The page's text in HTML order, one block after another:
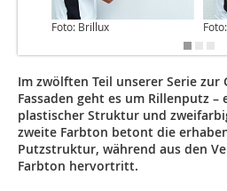
Foto: Brillux
Im zwölften Teil unserer Serie zur
Fassaden geht es um Rillenputz
plastischer Struktur und
zweite Farbton betont die
Putzstruktur, während aus den
Farbton hervortritt.